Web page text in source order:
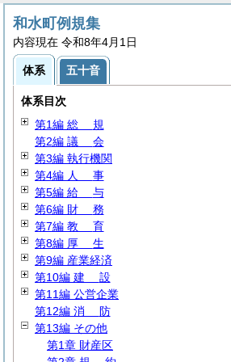
和水町例規集
内容現在 令和8年4月1日
体系 五十音
体系目次
第1編 総 規
第2編 議 会
第3編 執行機関
第4編 人 事
第5編 給 与
第6編 財 務
第7編 教 育
第8編 厚 生
第9編 産業経済
第10編 建 設
第11編 公営企業
第12編 消 防
第13編 その他
第1章 財産区